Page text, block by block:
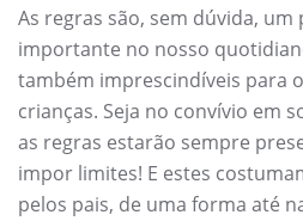
As regras são, sem dúvida,
importante no nosso
também imprescindíveis para
crianças. Seja no convívio em
as regras estarão sempre
impor limites! E estes
pelos pais, de uma forma até